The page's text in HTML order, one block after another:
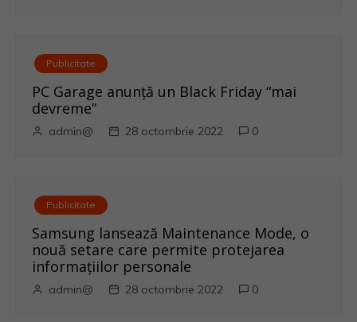
Publicitate
PC Garage anunță un Black Friday “mai
devreme”
admin@ 28 octombrie 2022 0
Publicitate
Samsung lansează Maintenance Mode, o
nouă setare care permite protejarea
informațiilor personale
admin@ 28 octombrie 2022 0